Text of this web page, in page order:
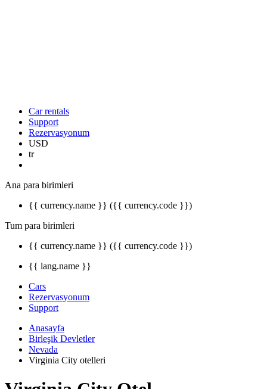
Car rentals
Support
Rezervasyonum
USD
tr
Ana para birimleri
{{ currency.name }} ({{ currency.code }})
Tum para birimleri
{{ currency.name }} ({{ currency.code }})
{{ lang.name }}
Cars
Rezervasyonum
Support
Anasayfa
Birleşik Devletler
Nevada
Virginia City otelleri